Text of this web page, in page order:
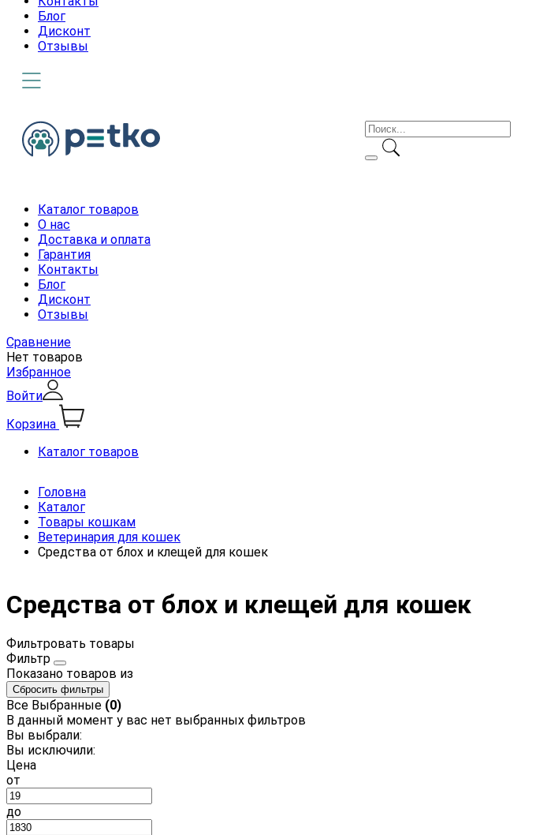
Блог
Дисконт
Отзывы
Каталог товаров
О нас
Доставка и оплата
Гарантия
Контакты
Блог
Дисконт
Отзывы
Сравнение
Нет товаров
Избранное
Войти
Корзина
Каталог товаров
Головна
Каталог
Товары кошкам
Ветеринария для кошек
Средства от блох и клещей для кошек
Средства от блох и клещей для кошек
Фильтровать товары
Фильтр
Показано товаров из
Сбросить фильтры
Все Выбранные (0)
В данный момент у вас нет выбранных фильтров
Вы выбрали:
Вы исключили:
Цена
от
до